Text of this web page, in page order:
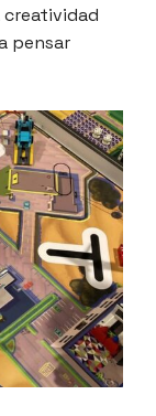
creatividad
pensar